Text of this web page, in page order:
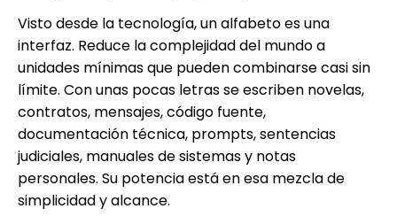
Visto desde la tecnología, un alfabeto es una
interfaz. Reduce la complejidad del mundo a
unidades mínimas que pueden combinarse casi sin
límite. Con unas pocas letras se escriben novelas,
contratos, mensajes, código fuente,
documentación técnica, prompts, sentencias
judiciales, manuales de sistemas y notas
personales. Su potencia está en esa mezcla de
simplicidad y alcance.